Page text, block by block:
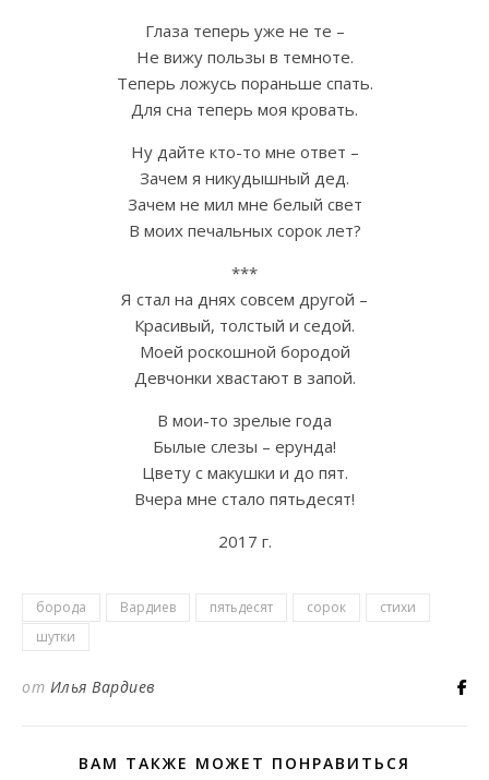
Глаза теперь уже не те –
Не вижу пользы в темноте.
Теперь ложусь пораньше спать.
Для сна теперь моя кровать.
Ну дайте кто-то мне ответ –
Зачем я никудышный дед.
Зачем не мил мне белый свет
В моих печальных сорок лет?
***
Я стал на днях совсем другой –
Красивый, толстый и седой.
Моей роскошной бородой
Девчонки хвастают в запой.
В мои-то зрелые года
Былые слезы – ерунда!
Цвету с макушки и до пят.
Вчера мне стало пятьдесят!
2017 г.
борода Вардиев пятьдесят сорок
стихи
шутки
от Илья Вардиев
ВАМ ТАКЖЕ МОЖЕТ ПОНРАВИТЬСЯ